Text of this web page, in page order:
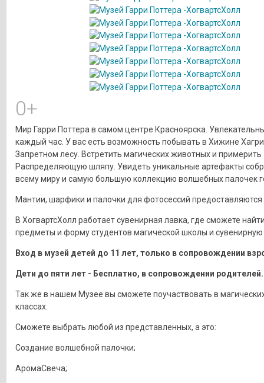
0+
Мир Гарри Поттера в самом центре Красноярска.
каждый час. У вас есть возможность побывать в Хижине
Запретном лесу. Встретить магических животных и примерить
Распределяющую шляпу. Увидеть уникальные артефакты
всему миру и самую большую коллекцию волшебных палочек
Мантии, шарфики и палочки для фотосессий предоставляются
В ХогвартсХолл работает сувенирная лавка, где сможете
предметы и форму студентов магической школы и
Вход в музей детей до 11 лет, только в сопровождении
Дети до пяти лет - Бесплатно, в сопровождении родителей.
Так же в нашем Музее вы сможете поучаствовать в
классах.
Сможете выбрать любой из представленных, а это:
Создание волшебной палочки;
АромаСвеча;